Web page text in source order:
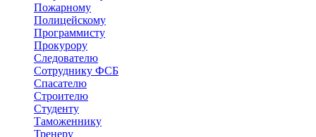
Пожарному
Полицейскому
Программисту
Прокурору
Следователю
Сотруднику ФСБ
Спасателю
Строителю
Студенту
Таможеннику
Тренеру